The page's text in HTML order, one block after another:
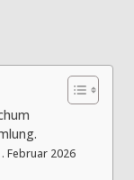
Februar 2026